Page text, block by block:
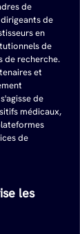
de
de
en
de
de recherche.
et
de
médicaux,
de
les